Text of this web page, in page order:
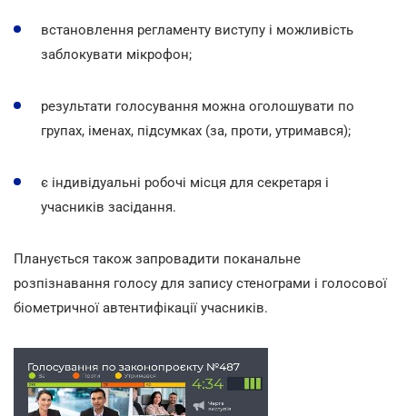
встановлення регламенту виступу і можливість
заблокувати мікрофон;
результати голосування можна оголошувати по
групах, іменах, підсумках (за, проти, утримався);
є індивідуальні робочі місця для секретаря і
учасників засідання.
Планується також запровадити поканальне
розпізнавання голосу для запису стенограми і голосової
біометричної автентифікації учасників.